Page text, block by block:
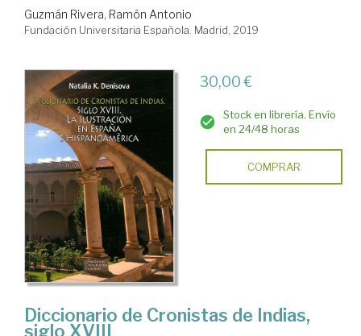
Guzmán Rivera, Ramón Antonio
Fundación Universitaria Española. Madrid, 2019
30,00 €
Stock en librería. Envío
en 24/48 horas
COMPRAR
Diccionario de Cronistas de Indias,
siglo XVIII